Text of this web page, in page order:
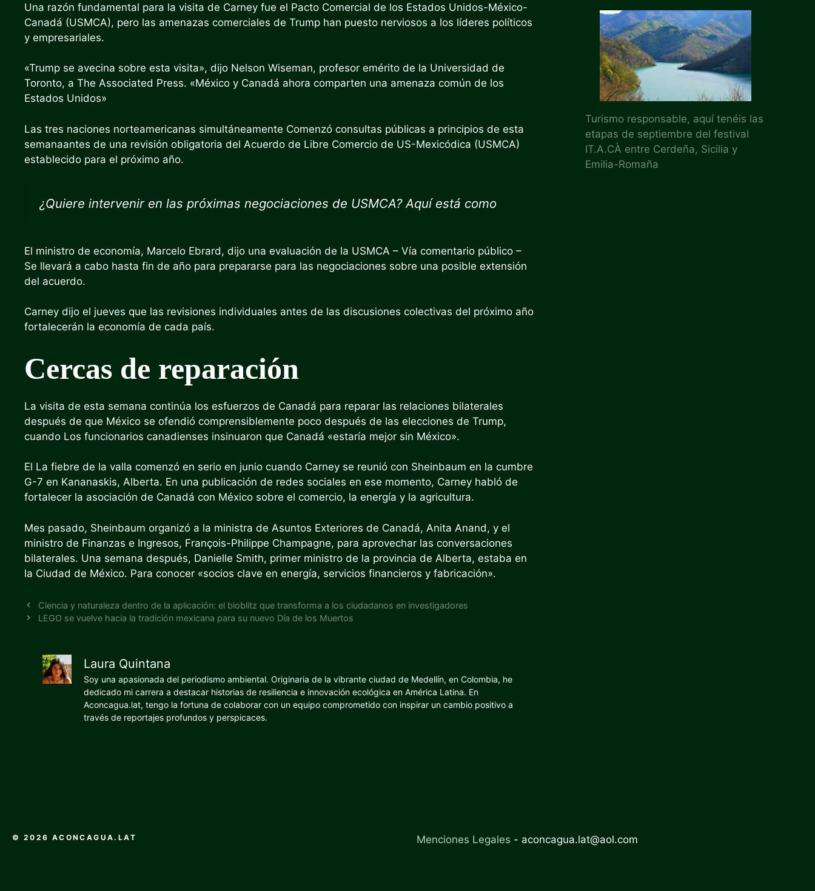
Una razón fundamental para la visita de Carney fue el Pacto Comercial de los Estados Unidos-México-
Canadá (USMCA), pero las amenazas comerciales de Trump han puesto nerviosos a los líderes políticos
y empresariales.
«Trump se avecina sobre esta visita», dijo Nelson Wiseman, profesor emérito de la Universidad de
Toronto, a The Associated Press. «México y Canadá ahora comparten una amenaza común de los
Estados Unidos»
Las tres naciones norteamericanas simultáneamente Comenzó consultas públicas a principios de esta
semanaantes de una revisión obligatoria del Acuerdo de Libre Comercio de US-Mexicódica (USMCA)
establecido para el próximo año.
¿Quiere intervenir en las próximas negociaciones de USMCA? Aquí está como
El ministro de economía, Marcelo Ebrard, dijo una evaluación de la USMCA – Vía comentario público –
Se llevará a cabo hasta fin de año para prepararse para las negociaciones sobre una posible extensión
del acuerdo.
Carney dijo el jueves que las revisiones individuales antes de las discusiones colectivas del próximo año
fortalecerán la economía de cada país.
Cercas de reparación
La visita de esta semana continúa los esfuerzos de Canadá para reparar las relaciones bilaterales
después de que México se ofendió comprensiblemente poco después de las elecciones de Trump,
cuando Los funcionarios canadienses insinuaron que Canadá «estaría mejor sin México».
El La fiebre de la valla comenzó en serio en junio cuando Carney se reunió con Sheinbaum en la cumbre
G-7 en Kananaskis, Alberta. En una publicación de redes sociales en ese momento, Carney habló de
fortalecer la asociación de Canadá con México sobre el comercio, la energía y la agricultura.
Mes pasado, Sheinbaum organizó a la ministra de Asuntos Exteriores de Canadá, Anita Anand, y el
ministro de Finanzas e Ingresos, François-Philippe Champagne, para aprovechar las conversaciones
bilaterales. Una semana después, Danielle Smith, primer ministro de la provincia de Alberta, estaba en
la Ciudad de México. Para conocer «socios clave en energía, servicios financieros y fabricación».
Ciencia y naturaleza dentro de la aplicación: el bioblitz que transforma a los ciudadanos en investigadores
LEGO se vuelve hacia la tradición mexicana para su nuevo Día de los Muertos
Laura Quintana
Soy una apasionada del periodismo ambiental. Originaria de la vibrante ciudad de Medellín, en Colombia, he
dedicado mi carrera a destacar historias de resiliencia e innovación ecológica en América Latina. En
Aconcagua.lat, tengo la fortuna de colaborar con un equipo comprometido con inspirar un cambio positivo a
través de reportajes profundos y perspicaces.
Turismo responsable, aquí tenéis las
etapas de septiembre del festival
IT.A.CÀ entre Cerdeña, Sicilia y
Emilia-Romaña
© 2026 ACONCAGUA.LAT Menciones Legales - aconcagua.lat@aol.com